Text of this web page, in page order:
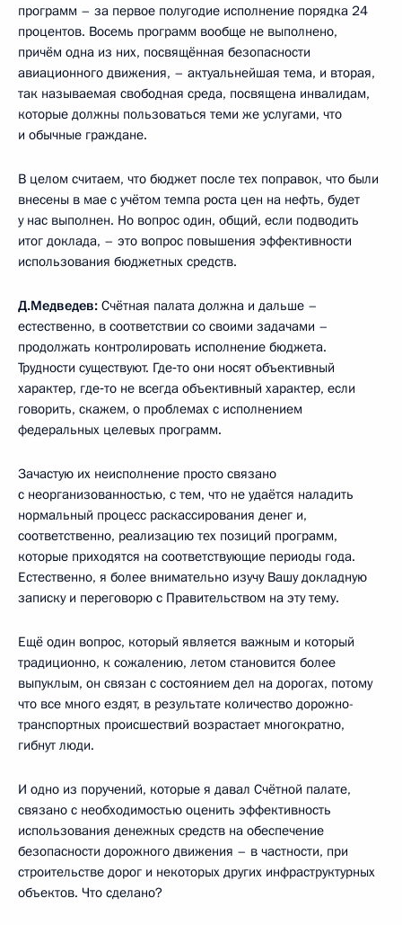
программ – за первое полугодие исполнение порядка 24
процентов. Восемь программ вообще не выполнено,
причём одна из них, посвящённая безопасности
авиационного движения, – актуальнейшая тема, и вторая,
так называемая свободная среда, посвящена инвалидам,
которые должны пользоваться теми же услугами, что
и обычные граждане.
В целом считаем, что бюджет после тех поправок, что были
внесены в мае с учётом темпа роста цен на нефть, будет
у нас выполнен. Но вопрос один, общий, если подводить
итог доклада, – это вопрос повышения эффективности
использования бюджетных средств.
Д.Медведев: Счётная палата должна и дальше –
естественно, в соответствии со своими задачами –
продолжать контролировать исполнение бюджета.
Трудности существуют. Где‑то они носят объективный
характер, где‑то не всегда объективный характер, если
говорить, скажем, о проблемах с исполнением
федеральных целевых программ.
Зачастую их неисполнение просто связано
с неорганизованностью, с тем, что не удаётся наладить
нормальный процесс раскассирования денег и,
соответственно, реализацию тех позиций программ,
которые приходятся на соответствующие периоды года.
Естественно, я более внимательно изучу Вашу докладную
записку и переговорю с Правительством на эту тему.
Ещё один вопрос, который является важным и который
традиционно, к сожалению, летом становится более
выпуклым, он связан с состоянием дел на дорогах, потому
что все много ездят, в результате количество дорожно-
транспортных происшествий возрастает многократно,
гибнут люди.
И одно из поручений, которые я давал Счётной палате,
связано с необходимостью оценить эффективность
использования денежных средств на обеспечение
безопасности дорожного движения – в частности, при
строительстве дорог и некоторых других инфраструктурных
объектов. Что сделано?